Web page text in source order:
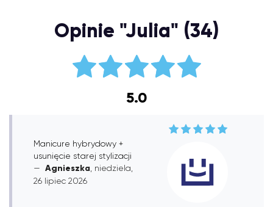
Opinie "Julia" (34)
5.0
Manicure hybrydowy +
usunięcie starej stylizacji
Agnieszka , niedziela,
26 lipiec 2026